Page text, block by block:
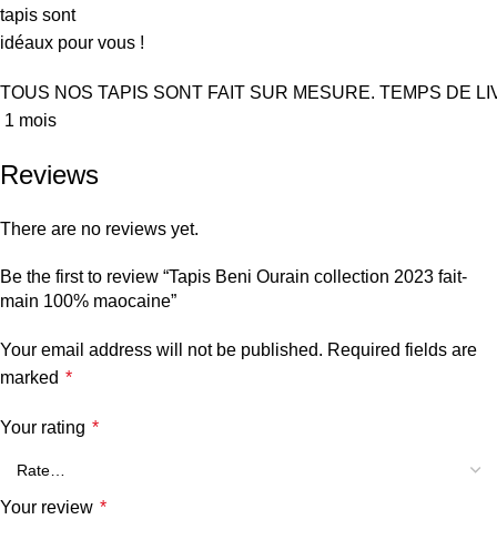
tapis sont
idéaux pour vous !
TOUS NOS TAPIS SONT FAIT SUR MESURE. TEMPS DE
1 mois
Reviews
There are no reviews yet.
Be the first to review “Tapis Beni Ourain collection 2023 fait-
main 100% maocaine”
Your email address will not be published. Required fields are
marked *
Your rating *
Your review *